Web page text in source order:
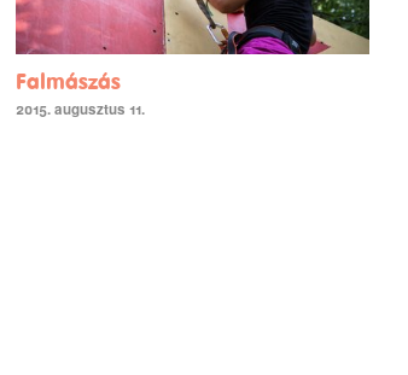
Falmászás
2015. augusztus 11.